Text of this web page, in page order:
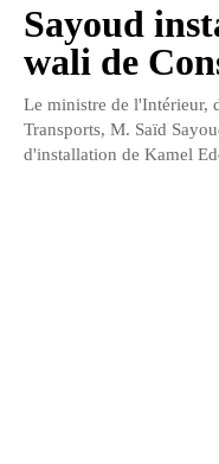
Sayoud
wali de
Le ministre de l'Intérieur,
Transports, M. Saïd
d'installation de Kamel